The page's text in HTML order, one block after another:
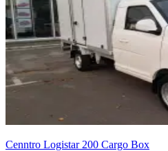
Cenntro Logistar 200 Cargo Box